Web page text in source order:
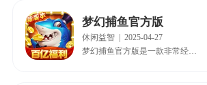
梦幻捕鱼官方版
休闲益智
2025-04-27